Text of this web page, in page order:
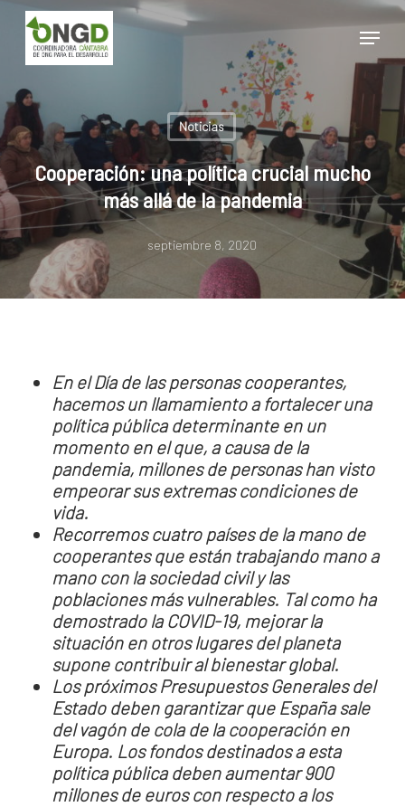
Skip
main
Menu
Noticias
Cooperación: una política crucial mucho
más allá de la pandemia
septiembre 8, 2020
En el Día de las personas cooperantes,
hacemos un llamamiento a fortalecer una
política pública determinante en un
momento en el que, a causa de la
pandemia, millones de personas han visto
empeorar sus extremas condiciones de
vida.
Recorremos cuatro países de la mano de
cooperantes que están trabajando mano a
mano con la sociedad civil y las
poblaciones más vulnerables. Tal como ha
demostrado la COVID-19, mejorar la
situación en otros lugares del planeta
supone contribuir al bienestar global.
Los próximos Presupuestos Generales del
Estado deben garantizar que España sale
del vagón de cola de la cooperación en
Europa. Los fondos destinados a esta
política pública deben aumentar 900
millones de euros con respecto a los
Close
Menu